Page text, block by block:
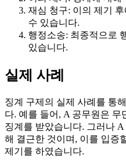
재심 청구: 이의 제기
수 있습니다.
행정소송: 최종적으로
있습니다.
실제 사례
징계 구제의 실제 사례를 통
다. 예를 들어, A 공무원은 무
징계를 받았습니다. 그러나
해 결근한 것이며, 이를 입증
제기를 하였습니다.